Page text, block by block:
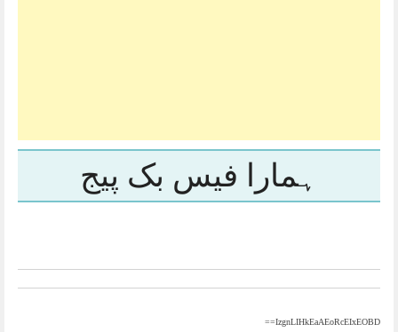
ہمارا فیس بک پیج
IzgnLIHkEaAEoRcEIxEOBD==